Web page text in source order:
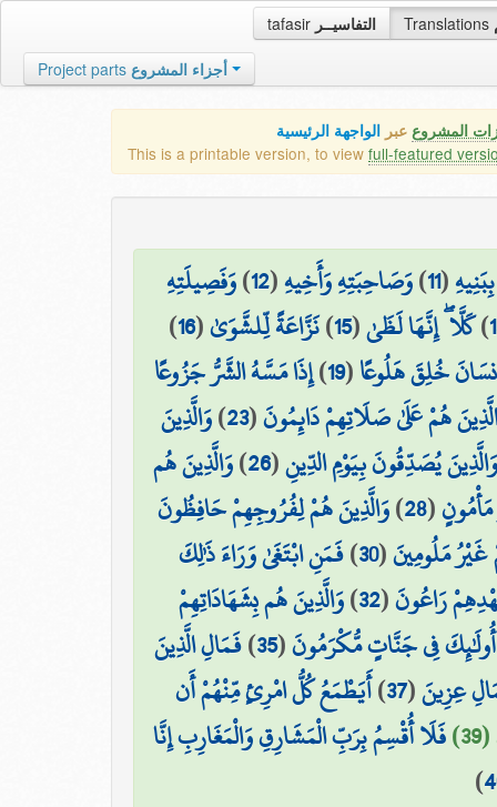
tafasir التفاسيــر Translations
Project parts أجزاء المشروع
المشروع عبر الواجهة الرئيسية
This is a printable version, to view full-featured
(
11
)وَصَاحِبَتِهِ وَأَخِيهِ(
12
)وَفَصِيلَتِهِ
)كَلَّا ۖ إِنَّهَا لَظَىٰ(
15
)نَزَّاعَةً لِّلشَّوَىٰ(
16
)
خُلِقَ هَلُوعًا(
19
)إِذَا مَسَّهُ الشَّرُّ جَزُوعًا
الَّذِينَ هُمْ عَلَىٰ صَلَاتِهِمْ دَائِمُونَ(
23
)وَالَّذِينَ
وَالَّذِينَ يُصَدِّقُونَ بِيَوْمِ الدِّينِ(
26
)وَالَّذِينَ هُم
(
28
)وَالَّذِينَ هُمْ لِفُرُوجِهِمْ حَافِظُونَ
غَيْرُ مَلُومِينَ(
30
)فَمَنِ ابْتَغَىٰ وَرَاءَ ذَٰلِكَ
رَاعُونَ(
32
)وَالَّذِينَ هُم بِشَهَادَاتِهِمْ
أُولَٰئِكَ فِي جَنَّاتٍ مُّكْرَمُونَ(
35
)فَمَالِ الَّذِينَ
عِزِينَ(
37
)أَيَطْمَعُ كُلُّ امْرِئٍ مِّنْهُمْ أَن
فَلَا أُقْسِمُ بِرَبِّ الْمَشَارِقِ وَالْمَغَارِبِ إِنَّا
)